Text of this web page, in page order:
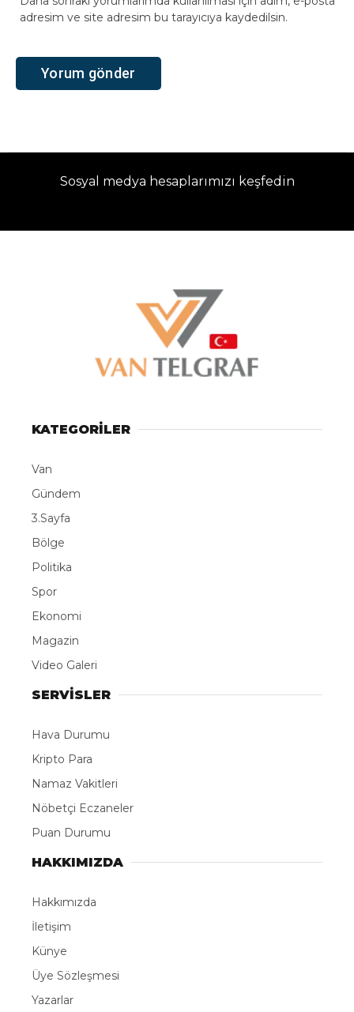
adresim ve site adresim bu tarayıcıya kaydedilsin.
Sosyal medya hesaplarımızı keşfedin
KATEGORİLER
Van
Gündem
3.Sayfa
Bölge
Politika
Spor
Ekonomi
Magazin
Video Galeri
SERVİSLER
Hava Durumu
Kripto Para
Namaz Vakitleri
Nöbetçi Eczaneler
Puan Durumu
HAKKIMIZDA
Hakkımızda
İletişim
Künye
Üye Sözleşmesi
Yazarlar